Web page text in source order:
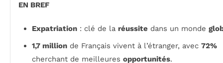
EN BREF
Expatriation : clé de la réussite dans un monde
1,7 million de Français vivent à l’étranger, avec 72%
cherchant de meilleures opportunités.